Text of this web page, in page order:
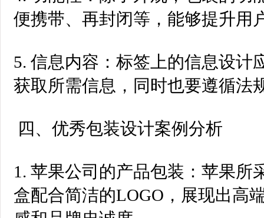
便携带、再封闭等，能够提升用
5. 信息内容：标签上的信息设计
获取所需信息，同时也要遵循法
四、优秀包装设计案例分析
1. 苹果公司的产品包装：苹果所
盒配合简洁的LOGO，展现出高